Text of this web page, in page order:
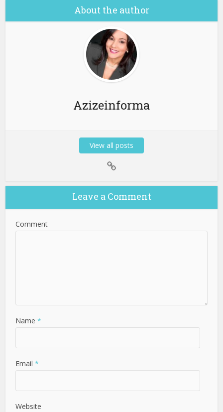
About the author
Azizeinforma
View all posts
Leave a Comment
Comment
Name *
Email *
Website